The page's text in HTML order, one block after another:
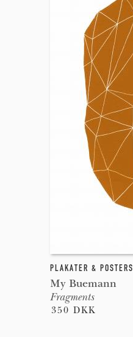
PLAKATER & POSTERS
My Buemann
Fragments
350 DKK